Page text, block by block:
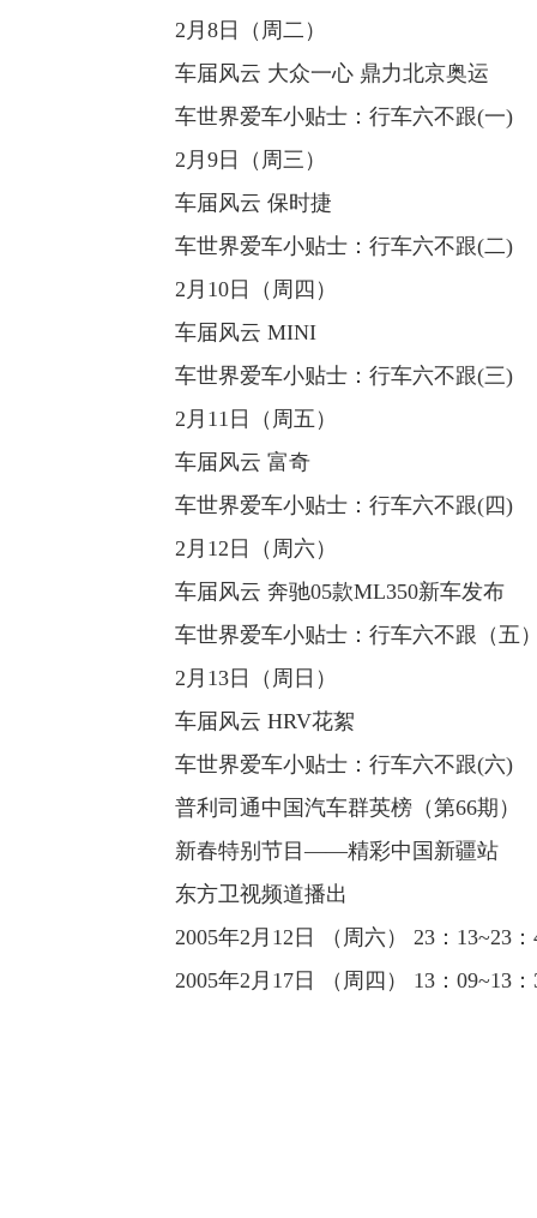
2月8日（周二）
车届风云 大众一心 鼎力北京奥运
车世界爱车小贴士：行车六不跟(一)
2月9日（周三）
车届风云 保时捷
车世界爱车小贴士：行车六不跟(二)
2月10日（周四）
车届风云 MINI
车世界爱车小贴士：行车六不跟(三)
2月11日（周五）
车届风云 富奇
车世界爱车小贴士：行车六不跟(四)
2月12日（周六）
车届风云 奔驰05款ML350新车发布
车世界爱车小贴士：行车六不跟（五
2月13日（周日）
车届风云 HRV花絮
车世界爱车小贴士：行车六不跟(六)
普利司通中国汽车群英榜（第66期）
新春特别节目——精彩中国新疆站
东方卫视频道播出
2005年2月12日 （周六） 23：13~23：
2005年2月17日 （周四） 13：09~13：